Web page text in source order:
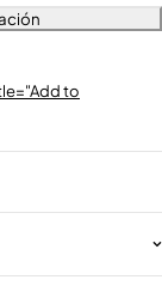
to